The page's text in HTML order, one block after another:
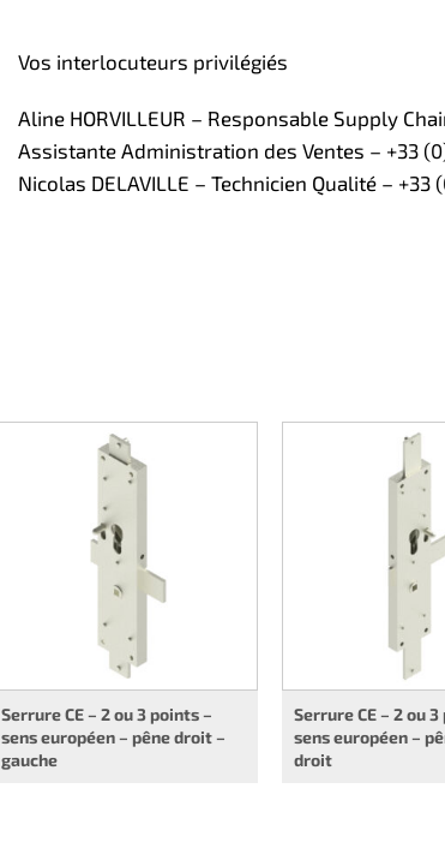
Vos interlocuteurs privilégiés
Aline HORVILLEUR – Responsable Supply
Assistante Administration des Ventes – +33
Nicolas DELAVILLE – Technicien Qualité – +33
Serrure CE – 2 ou 3 points –
sens européen – pêne droit –
gauche
Serrure CE – 2 ou
sens européen –
droit